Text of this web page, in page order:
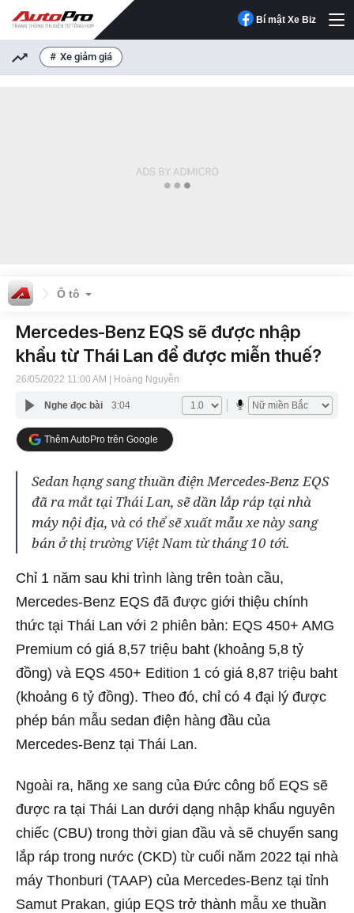
Bí mật Xe Biz
Xe giảm giá
Ô tô
Mercedes-Benz EQS sẽ được nhập
khẩu từ Thái Lan để được miễn thuế?
26/05/2022 11:00 AM | Hoàng Nguyễn
Nghe đọc bài 3:04
Thêm AutoPro trên Google
Sedan hạng sang thuần điện Mercedes-Benz EQS
đã ra mắt tại Thái Lan, sẽ dần lắp ráp tại nhà
máy nội địa, và có thể sẽ xuất mẫu xe này sang
bán ở thị trường Việt Nam từ tháng 10 tới.
Chỉ 1 năm sau khi trình làng trên toàn cầu,
Mercedes-Benz EQS đã được giới thiệu chính
thức tại Thái Lan với 2 phiên bản: EQS 450+ AMG
Premium có giá 8,57 triệu baht (khoảng 5,8 tỷ
đồng) và EQS 450+ Edition 1 có giá 8,87 triệu baht
(khoảng 6 tỷ đồng). Theo đó, chỉ có 4 đại lý được
phép bán mẫu sedan điện hàng đầu của
Mercedes-Benz tại Thái Lan.
Ngoài ra, hãng xe sang của Đức công bố EQS sẽ
được ra tại Thái Lan dưới dạng nhập khẩu nguyên
chiếc (CBU) trong thời gian đầu và sẽ chuyển sang
lắp ráp trong nước (CKD) từ cuối năm 2022 tại nhà
máy Thonburi (TAAP) của Mercedes-Benz tại tỉnh
Samut Prakan, giúp EQS trở thành mẫu xe thuần